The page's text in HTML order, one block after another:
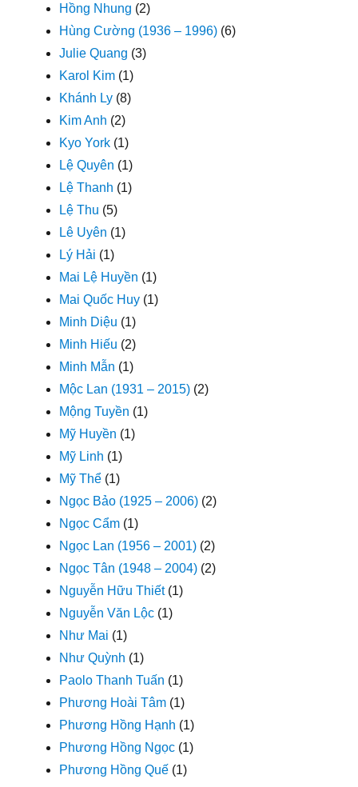
Hồng Nhung (2)
Hùng Cường (1936 – 1996) (6)
Julie Quang (3)
Karol Kim (1)
Khánh Ly (8)
Kim Anh (2)
Kyo York (1)
Lệ Quyên (1)
Lệ Thanh (1)
Lệ Thu (5)
Lê Uyên (1)
Lý Hải (1)
Mai Lệ Huyền (1)
Mai Quốc Huy (1)
Minh Diệu (1)
Minh Hiếu (2)
Minh Mẫn (1)
Mộc Lan (1931 – 2015) (2)
Mộng Tuyền (1)
Mỹ Huyền (1)
Mỹ Linh (1)
Mỹ Thể (1)
Ngọc Bảo (1925 – 2006) (2)
Ngọc Cẩm (1)
Ngọc Lan (1956 – 2001) (2)
Ngọc Tân (1948 – 2004) (2)
Nguyễn Hữu Thiết(1)
Nguyễn Văn Lộc (1)
Như Mai (1)
Như Quỳnh (1)
Paolo Thanh Tuấn (1)
Phương Hoài Tâm (1)
Phương Hồng Hạnh (1)
Phương Hồng Ngọc (1)
Phương Hồng Quế (1)